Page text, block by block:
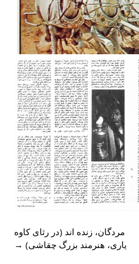
مردگان، زنده اند (در رثای کاوه
یاری، هنرمند بزرگ چقاشی) →